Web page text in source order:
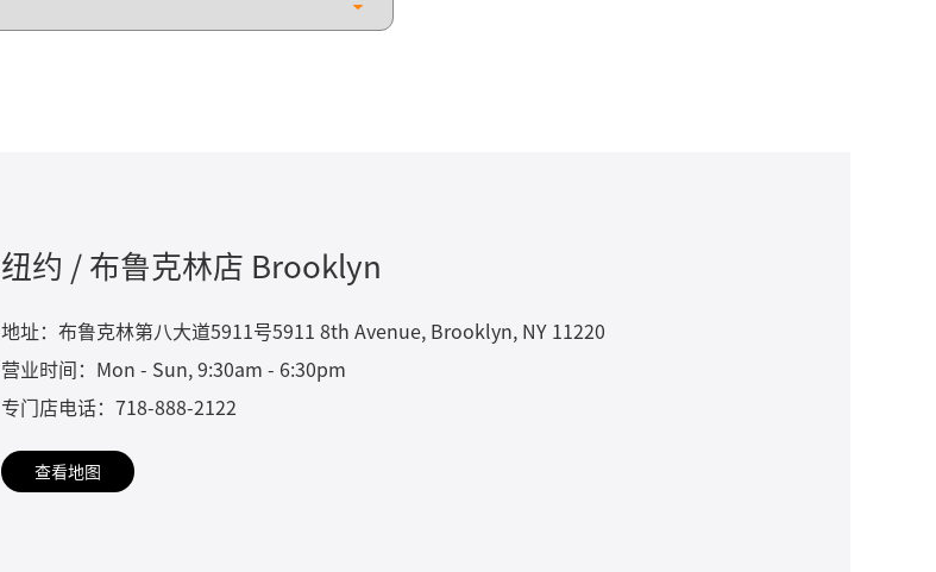
纽约 / 布鲁克林店 Brooklyn
地址：布鲁克林第八大道5911号5911 8th Avenue, Brooklyn, NY 11220
营业时间：Mon - Sun, 9:30am - 6:30pm
专门店电话：718-888-2122
查看地图